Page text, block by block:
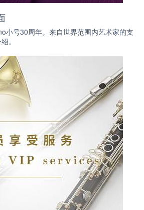
小号30周年。来自世界范围内艺术家的支
。